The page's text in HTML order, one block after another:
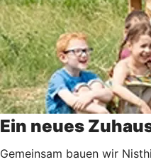
Ein neues
Gemeinsam bauen wir